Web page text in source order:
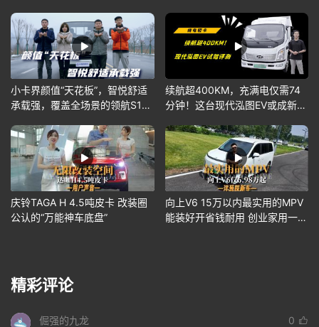
小卡界颜值“天花板”，智悦舒适
承载强，覆盖全场景的领航S1你
续航超400KM，充满电仅需74
分钟！这台现代泓图EV或成新能
庆铃TAGA H 4.5吨皮卡 改装圈
公认的“万能神车底盘”
向上V6 15万以内最实用的MPV
能装好开省钱耐用 创业家用一步
精彩评论
倔强的九龙 0